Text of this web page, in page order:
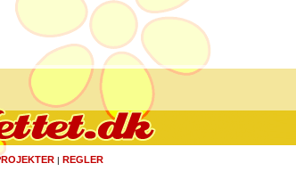
| REGLER